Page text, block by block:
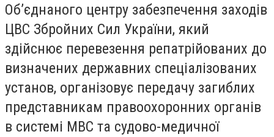
Обʼєднаного центру забезпечення заходів
ЦВС Збройних Сил України, який
здійснює перевезення репатрійованих до
визначених державних спеціалізованих
установ, організовує передачу загиблих
представникам правоохоронних органів
в системі МВС та судово-медичної